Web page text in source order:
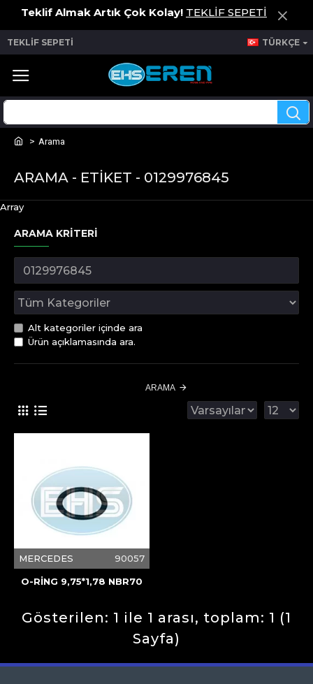
Teklif Almak Artık Çok Kolay! TEKLİF SEPETİ
TEKLİF SEPETİ TÜRKÇE
Arama
ARAMA - ETIKET - 0129976845
Array
ARAMA KRITERI
Alt kategoriler içinde ara
Ürün açıklamasında ara.
ARAMA
MERCEDES 90057
O-RİNG 9,75*1,78 NBR70
Gösterilen: 1 ile 1 arası, toplam: 1 (1
Sayfa)